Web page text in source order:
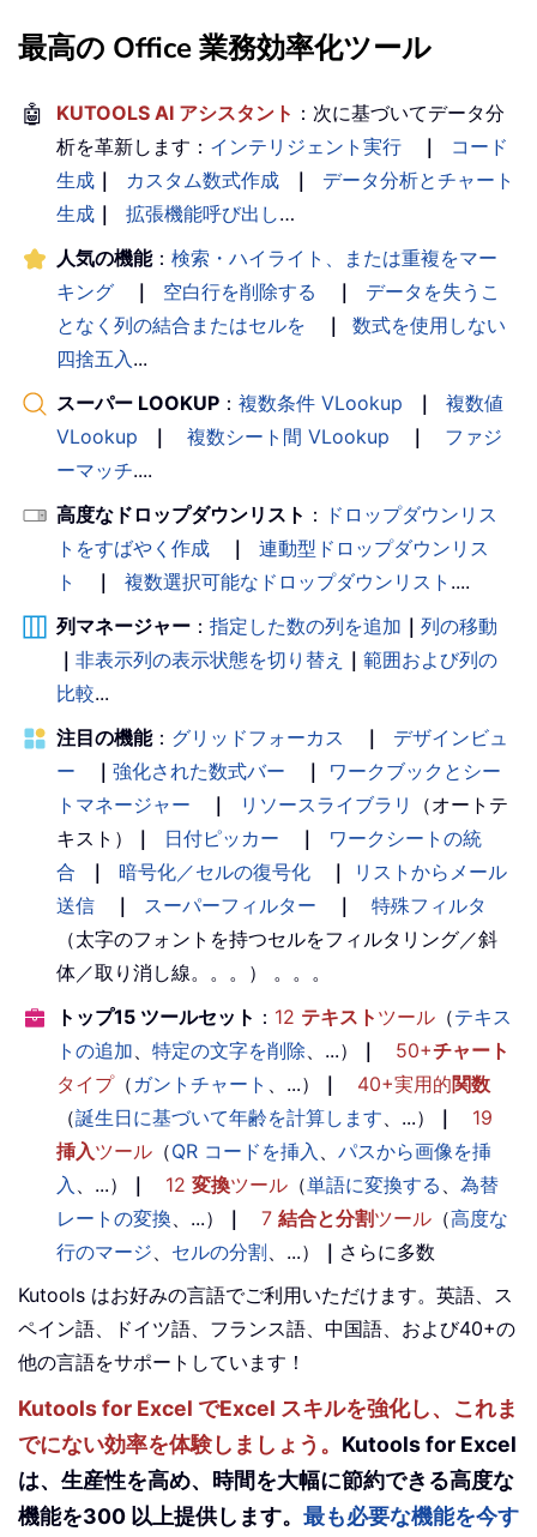
最高の Office 業務効率化ツール
🤖 KUTOOLS AI アシスタント ：次に基づいてデータ分
析を革新します： インテリジェント実行 ｜
コード
生成 ｜ カスタム数式作成 ｜
データ分析とチャート
生成 ｜ 拡張機能呼び出し…
人気の機能： 検索・ハイライト、または重複をマー
キング
｜ 空白行を削除する ｜
データを失うこ
となく列の結合またはセルを
｜
数式を使用しない
四捨五入 ...
スーパー LOOKUP ： 複数条件 VLookup ｜
複数値
VLookup
｜ 複数シート間 VLookup ｜
ファジ
ーマッチ....
高度なドロップダウンリスト ： ドロップダウンリス
トをすばやく作成
｜
連動型ドロップダウンリス
ト
｜ 複数選択可能なドロップダウンリスト ....
列マネージャー ： 指定した数の列を追加 ｜ 列の移動
｜ 非表示列の表示状態を切り替え ｜ 範囲および列の
比較...
注目の機能： グリッドフォーカス ｜
デザインビュ
ー
｜ 強化された数式バー ｜
ワークブックとシー
トマネージャー
｜ リソースライブラリ
（オートテ
キスト）
｜ 日付ピッカー ｜
ワークシートの統
合
｜ 暗号化／セルの復号化 ｜
リストからメール
送信
｜ スーパーフィルター ｜
特殊フィルタ
（太字のフォントを持つセルをフィルタリング／斜
体／取り消し線。。。） 。。。
トップ15 ツールセット ： 12 テキスト ツール （テキス
トの追加
特定の文字を削除 、...） ｜ 50+チャート
タイプ（ ガントチャート 、...） ｜ 40+実用的関数
（誕生日に基づいて年齢を計算します 、...） ｜
19
挿入ツール （QR コードを挿入
パスから画像を挿
入
、...） ｜ 12 変換ツール （単語に変換する
為替
レートの変換 、...） ｜ 7 結合と分割ツール （高度な
行のマージ
セルの分割 、...） ｜ さらに多数
Kutools はお好みの言語でご利用いただけます。英語、ス
ペイン語、ドイツ語、フランス語、中国語、および40+の
他の言語をサポートしています！
Kutools for Excel でExcel スキルを強化し、これま
でにない効率を体験しましょう。 Kutools for Excel
は、生産性を高め、時間を大幅に節約できる高度な
機能を300 以上提供します。 最も必要な機能を今す